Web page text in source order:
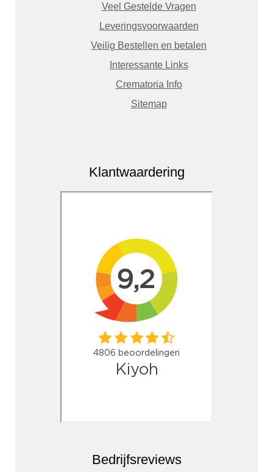
Veel Gestelde Vragen
Leveringsvoorwaarden
Veilig Bestellen en betalen
Interessante Links
Crematoria Info
Sitemap
Klantwaardering
Bedrijfsreviews